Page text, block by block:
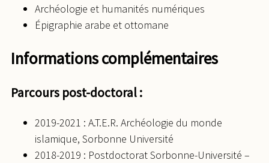
Archéologie et humanités numériques
Épigraphie arabe et ottomane
Informations complémentaires
Parcours post-doctoral :
2019-2021 : A.T.E.R. Archéologie du monde
islamique, Sorbonne Université
2018-2019 : Postdoctorat Sorbonne-Université –